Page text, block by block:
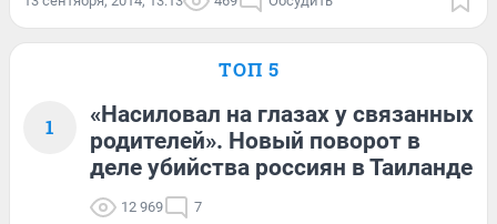
ТОП 5
1
«Насиловал на глазах у связанных
родителей». Новый поворот в
деле убийства россиян в Таиланде
12 969 7